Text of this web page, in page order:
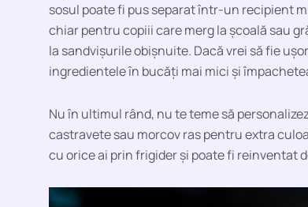
sosul poate fi pus separat într-un recipient
chiar pentru copiii care merg la școală sau
la sandvișurile obișnuite. Dacă vrei să fie
ingredientele în bucăți mai mici și
Nu în ultimul rând, nu te teme să
castravete sau morcov ras pentru extra
cu orice ai prin frigider și poate fi reinventat